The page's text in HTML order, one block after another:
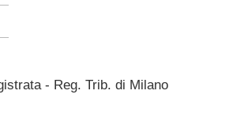
- Reg. Trib. di Milano